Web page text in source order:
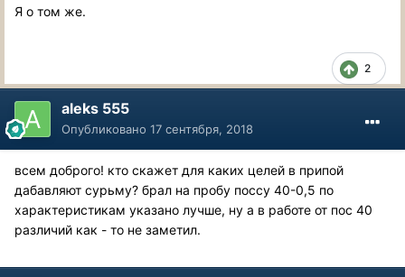
Я о том же.
2
aleks 555
Опубликовано 17 сентября, 2018
всем доброго! кто скажет для каких целей в припой
дабавляют сурьму? брал на пробу поссу 40-0,5 по
характеристикам указано лучше, ну а в работе от пос 40
различий как - то не заметил.